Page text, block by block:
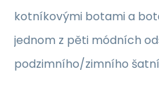
kotníkovými botami a
jednom z pěti módních
podzimního/zimního